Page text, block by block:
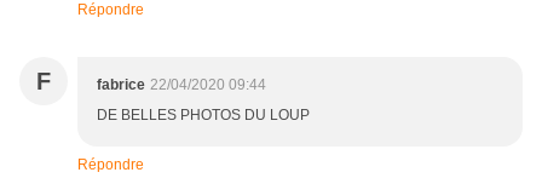
Répondre
F fabrice 22/04/2020 09:44
DE BELLES PHOTOS DU LOUP
Répondre